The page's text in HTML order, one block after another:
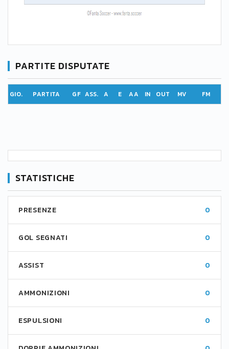
PARTITE DISPUTATE
GIO. PARTITA GF ASS. A E AA IN OUT MV FM
STATISTICHE
PRESENZE 0
GOL SEGNATI 0
ASSIST 0
AMMONIZIONI 0
ESPULSIONI 0